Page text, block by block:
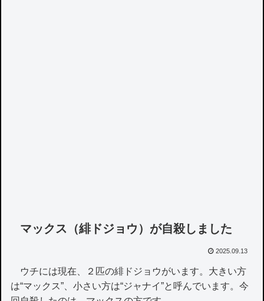
マックス（緋ドジョウ）が自殺しました
2025.09.13
ウチには現在、２匹の緋ドジョウがいます。大きい方
は“マックス”、小さい方は“ジャナイ”と呼んでいます。今